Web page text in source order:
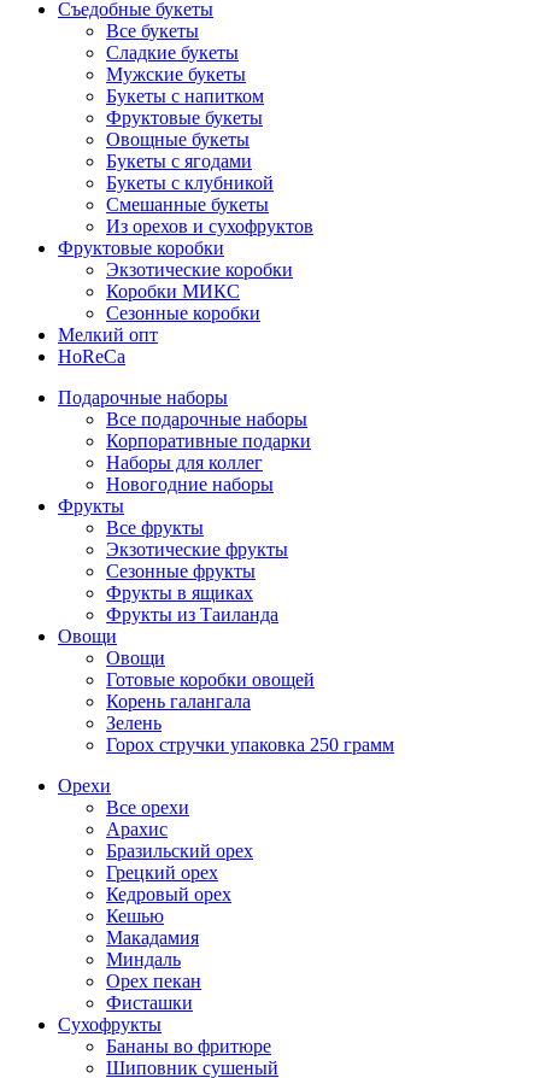
Съедобные букеты
Все букеты
Сладкие букеты
Мужские букеты
Букеты с напитком
Фруктовые букеты
Овощные букеты
Букеты с ягодами
Букеты с клубникой
Смешанные букеты
Из орехов и сухофруктов
Фруктовые коробки
Экзотические коробки
Коробки МИКС
Сезонные коробки
Мелкий опт
HoReCa
Подарочные наборы
Все подарочные наборы
Корпоративные подарки
Наборы для коллег
Новогодние наборы
Фрукты
Все фрукты
Экзотические фрукты
Сезонные фрукты
Фрукты в ящиках
Фрукты из Таиланда
Овощи
Овощи
Готовые коробки овощей
Корень галангала
Зелень
Горох стручки упаковка 250 грамм
Орехи
Все орехи
Арахис
Бразильский орех
Грецкий орех
Кедровый орех
Кешью
Макадамия
Миндаль
Орех пекан
Фисташки
Сухофрукты
Бананы во фритюре
Шиповник сушеный